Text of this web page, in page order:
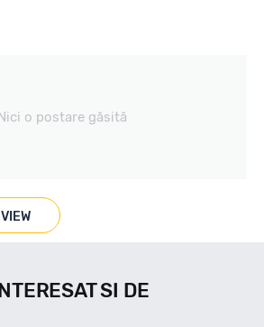
o postare găsită
SI DE